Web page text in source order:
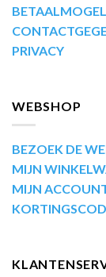
PRIVACY
WEBSHOP
BEZOEK DE
MIJN
MIJN